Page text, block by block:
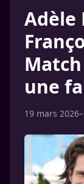
Adèle
une
19 mars 2026